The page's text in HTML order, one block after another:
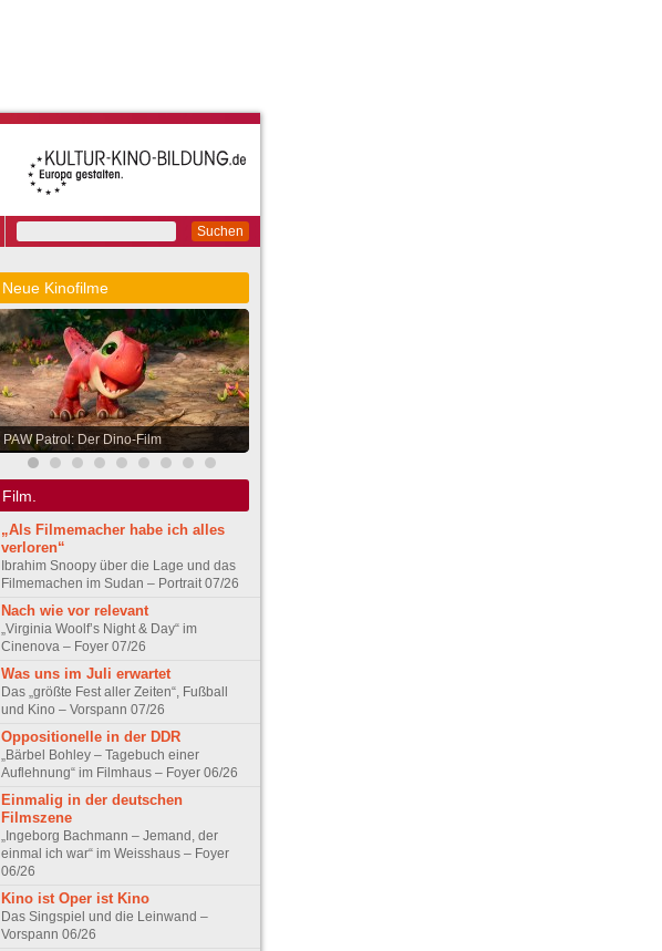
Suchen
Neue Kinofilme
PAW Patrol: Der Dino-Film
Film.
„Als Filmemacher habe ich alles
verloren“
Ibrahim Snoopy über die Lage und das
Filmemachen im Sudan – Portrait 07/26
Nach wie vor relevant
„Virginia Woolf’s Night & Day“ im
Cinenova – Foyer 07/26
Was uns im Juli erwartet
Das „größte Fest aller Zeiten“, Fußball
und Kino – Vorspann 07/26
Oppositionelle in der DDR
„Bärbel Bohley – Tagebuch einer
Auflehnung“ im Filmhaus – Foyer 06/26
Einmalig in der deutschen
Filmszene
„Ingeborg Bachmann – Jemand, der
einmal ich war“ im Weisshaus – Foyer
06/26
Kino ist Oper ist Kino
Das Singspiel und die Leinwand –
Vorspann 06/26